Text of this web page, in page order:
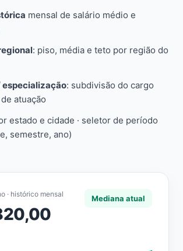
mensal de salário médio e
: piso, média e teto por região do
especialização: subdivisão do cargo
atuação
estado e cidade · seletor de período
semestre, ano)
· histórico mensal Mediana atual